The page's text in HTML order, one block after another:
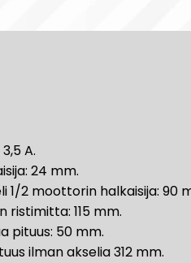
A.
24 mm.
1/2 moottorin halkaisija: 90
ristimitta: 115 mm.
pituus: 50 mm.
ilman akselia 312 mm.